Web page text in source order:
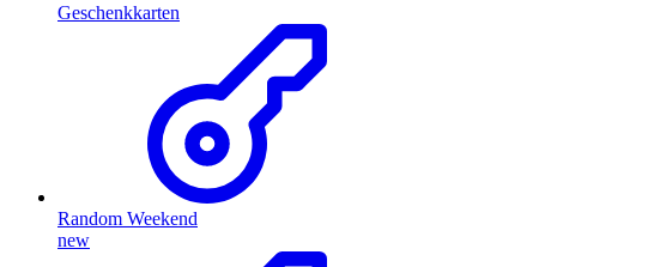
Geschenkkarten
Random Weekend
new